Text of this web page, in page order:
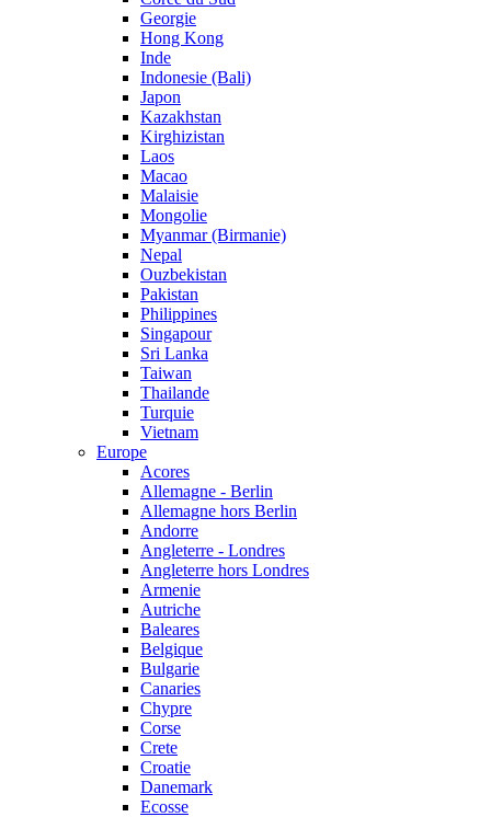
Georgie
Hong Kong
Inde
Indonesie (Bali)
Japon
Kazakhstan
Kirghizistan
Laos
Macao
Malaisie
Mongolie
Myanmar (Birmanie)
Nepal
Ouzbekistan
Pakistan
Philippines
Singapour
Sri Lanka
Taiwan
Thailande
Turquie
Vietnam
Europe
Acores
Allemagne - Berlin
Allemagne hors Berlin
Andorre
Angleterre - Londres
Angleterre hors Londres
Armenie
Autriche
Baleares
Belgique
Bulgarie
Canaries
Chypre
Corse
Crete
Croatie
Danemark
Ecosse